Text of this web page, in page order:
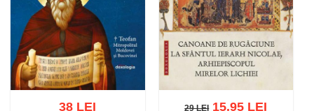
38 LEI 29 LEI
29 LEI15.95 LEI